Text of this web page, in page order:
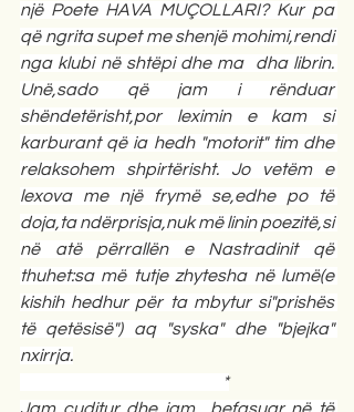
një Poete HAVA MUÇOLLARI? Kur pa
që ngrita supet me shenjë mohimi,rendi
nga klubi në shtëpi dhe ma  dha librin.
Unë,sado që jam i rënduar
shëndetërisht,por leximin e kam si
karburant që ia hedh "motorit" tim dhe
relaksohem shpirtërisht. Jo vetëm e
lexova me një frymë se,edhe po të
doja,ta ndërprisja,nuk më linin poezitë,si
në atë përrallën e Nastradinit që
thuhet:sa më tutje zhytesha në lumë(e
kishih hedhur për ta mbytur si"prishës
të qetësisë") aq "syska" dhe "bjejka"
nxirrja.
*